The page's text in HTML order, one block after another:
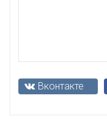
Вконтакте